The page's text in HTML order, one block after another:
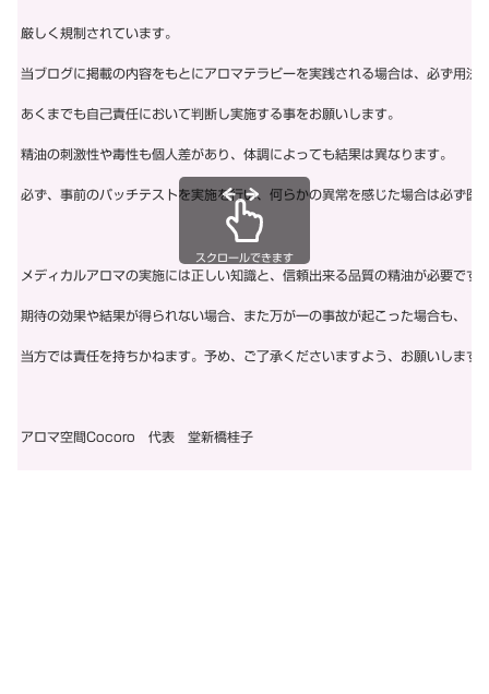
厳しく規制されています。
当ブログに掲載の内容をもとにアロマテラピーを実践される場合は、必ず用法
あくまでも自己責任において判断し実施する事をお願いします。
精油の刺激性や毒性も個人差があり、体調によっても結果は異なります。
必ず、事前のパッチテストを実施を行い、何らかの異常を感じた場合は必ず医
メディカルアロマの実施には正しい知識と、信頼出来る品質の精油が必要です
期待の効果や結果が得られない場合、また万が一の事故が起こった場合も、
当方では責任を持ちかねます。予め、ご了承くださいますよう、お願いします
アロマ空間Cocoro 代表 堂新橋桂子
スクロールできます